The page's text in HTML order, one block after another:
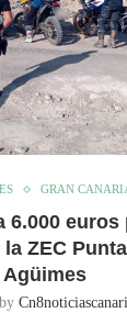
GRAN
6.000
ZEC
Agüimes